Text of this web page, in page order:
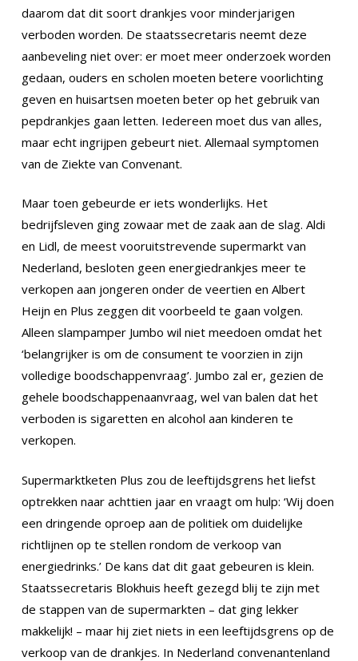
daarom dat dit soort drankjes voor minderjarigen
verboden worden. De staatssecretaris neemt deze
aanbeveling niet over: er moet meer onderzoek worden
gedaan, ouders en scholen moeten betere voorlichting
geven en huisartsen moeten beter op het gebruik van
pepdrankjes gaan letten. Iedereen moet dus van alles,
maar echt ingrijpen gebeurt niet. Allemaal symptomen
van de Ziekte van Convenant.
Maar toen gebeurde er iets wonderlijks. Het
bedrijfsleven ging zowaar met de zaak aan de slag. Aldi
en Lidl, de meest vooruitstrevende supermarkt van
Nederland, besloten geen energiedrankjes meer te
verkopen aan jongeren onder de veertien en Albert
Heijn en Plus zeggen dit voorbeeld te gaan volgen.
Alleen slampamper Jumbo wil niet meedoen omdat het
‘belangrijker is om de consument te voorzien in zijn
volledige boodschappenvraag’. Jumbo zal er, gezien de
gehele boodschappenaanvraag, wel van balen dat het
verboden is sigaretten en alcohol aan kinderen te
verkopen.
Supermarktketen Plus zou de leeftijdsgrens het liefst
optrekken naar achttien jaar en vraagt om hulp: ‘Wij doen
een dringende oproep aan de politiek om duidelijke
richtlijnen op te stellen rondom de verkoop van
energiedrinks.’ De kans dat dit gaat gebeuren is klein.
Staatssecretaris Blokhuis heeft gezegd blij te zijn met
de stappen van de supermarkten – dat ging lekker
makkelijk! – maar hij ziet niets in een leeftijdsgrens op de
verkoop van de drankjes. In Nederland convenantenland